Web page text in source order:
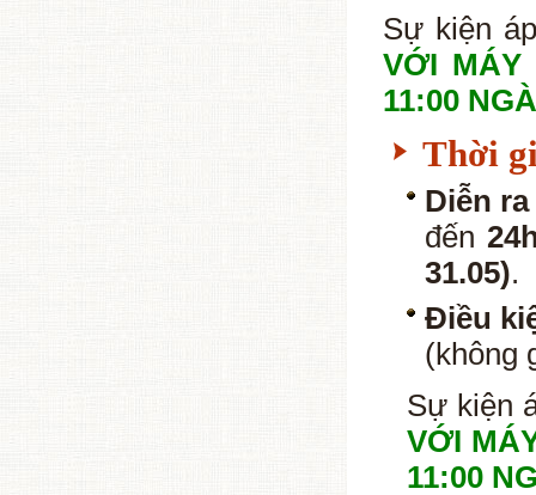
Sự kiện
VỚI MÁY
11:00
Thời
Diễn
đến
31.05).
Điều
(không
Sự kiện
VỚI
11:00